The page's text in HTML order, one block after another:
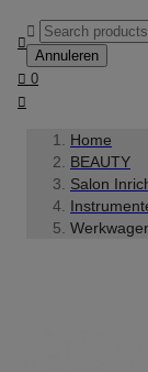


Annuleren
 0

Home
BEAUTY
Salon